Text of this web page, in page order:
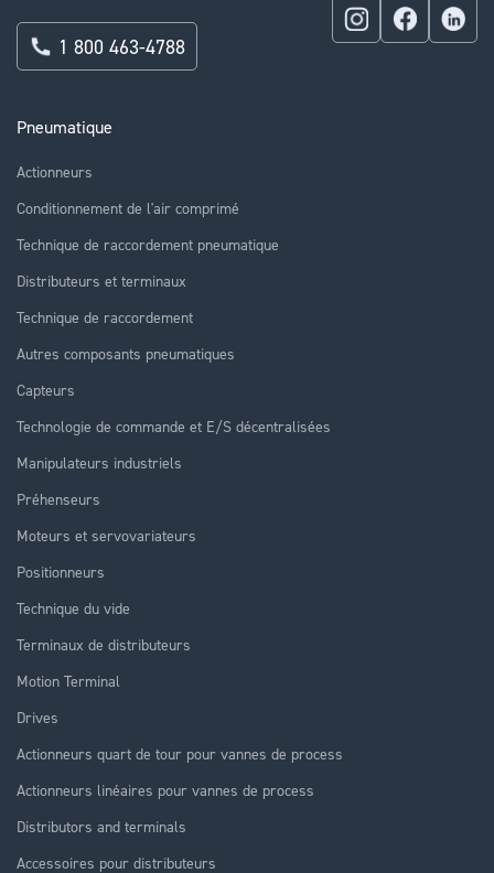
Pneumatique
Actionneurs
Conditionnement de l'air comprimé
Technique de raccordement pneumatique
Distributeurs et terminaux
Technique de raccordement
Autres composants pneumatiques
Capteurs
Technologie de commande et E/S décentralisées
Manipulateurs industriels
Préhenseurs
Moteurs et servovariateurs
Positionneurs
Technique du vide
Terminaux de distributeurs
Motion Terminal
Drives
Actionneurs quart de tour pour vannes de process
Actionneurs linéaires pour vannes de process
Distributors and terminals
Accessoires pour distributeurs
1 800 463-4788